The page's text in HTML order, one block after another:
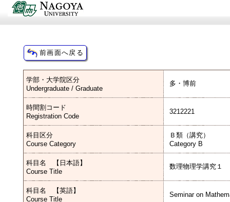
学部・大学院区分
Undergraduate / Graduate
多・博前
時間割コード
Registration Code
3212221
科目区分
Course Category
Ｂ類（講究）
Category B
科目名 【日本語】
Course Title
数理物理学講究１
科目名 【英語】
Course Title
Seminar on